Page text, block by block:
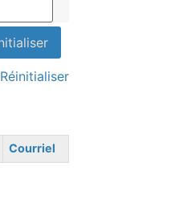
Réinitialiser
Courriel